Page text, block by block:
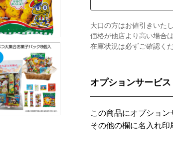
大口の方はお値引きいた
価格が他店より高い場合
在庫状況は必ずご確認くだ
オプションサービス
この商品にオプショ
その他の欄に名入れ